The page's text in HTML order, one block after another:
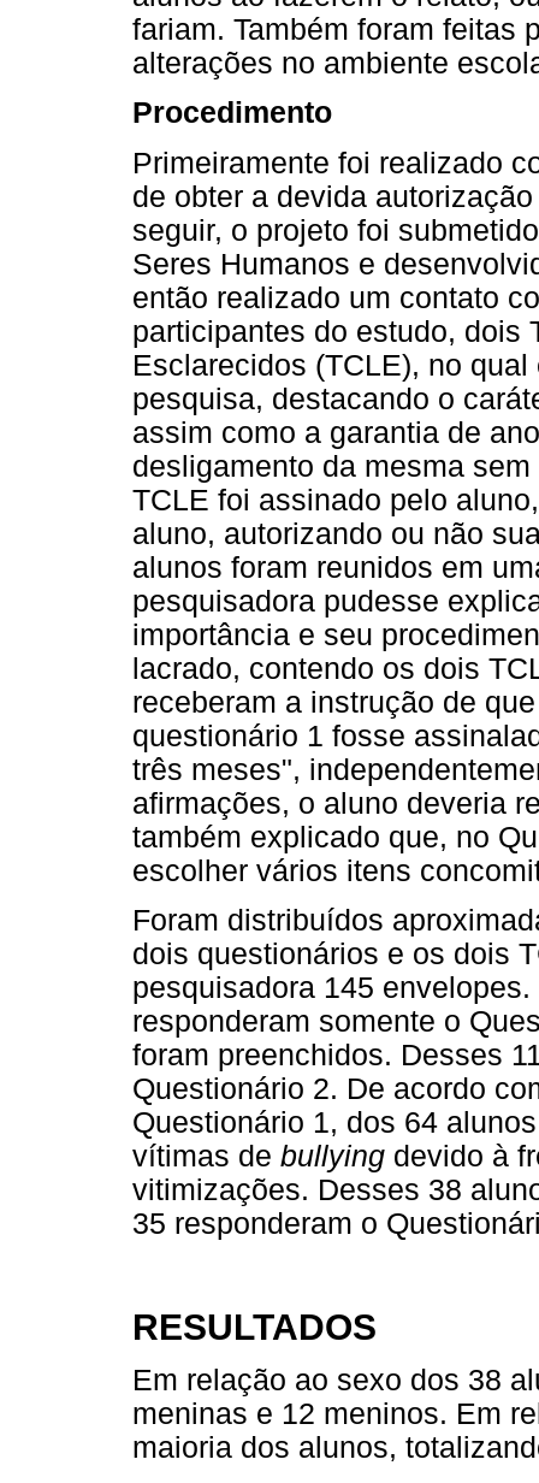
fariam. Também foram feitas
alterações no ambiente
Procedimento
Primeiramente foi realizado
de obter a devida
seguir, o projeto foi
Seres Humanos e
então realizado um contato
participantes do estudo, dois
Esclarecidos (TCLE), no
pesquisa, destacando o
assim como a garantia de
desligamento da mesma
TCLE foi assinado pelo
aluno, autorizando ou não
alunos foram reunidos em
pesquisadora pudesse
importância e seu
lacrado, contendo os dois
receberam a instrução de
questionário 1 fosse
três meses",
afirmações, o aluno deveria
também explicado que, no
escolher vários itens
Foram distribuídos
dois questionários e os dois
pesquisadora 145
responderam somente o
foram preenchidos. Desses
Questionário 2. De acordo
Questionário 1, dos 64
vítimas de bullying devido à
vitimizações. Desses 38
35 responderam o
RESULTADOS
Em relação ao sexo dos 38
meninas e 12 meninos. Em
maioria dos alunos,